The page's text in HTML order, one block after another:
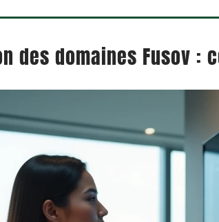
des domaines Fusov :